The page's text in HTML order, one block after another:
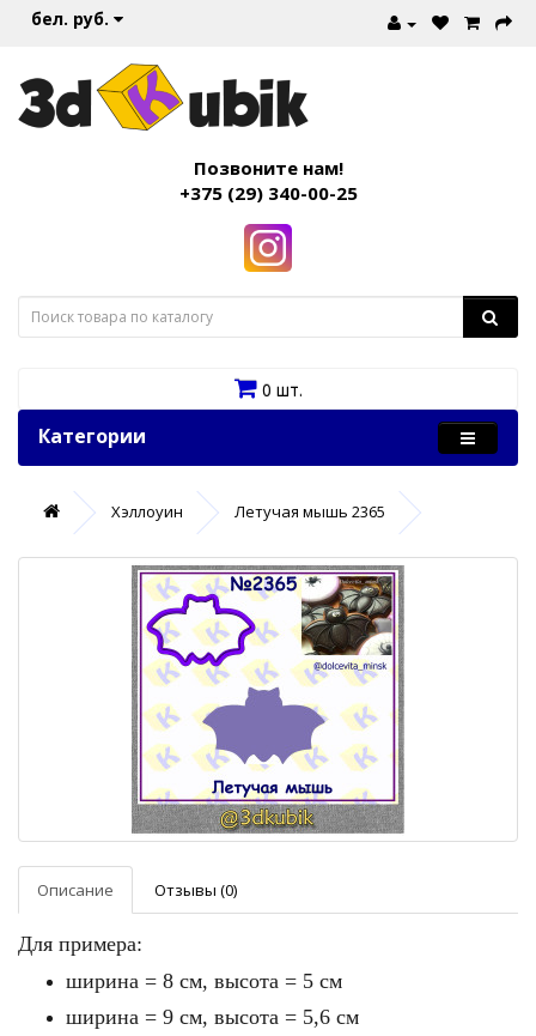
бел. руб.
Позвоните нам!
+375 (29) 340-00-25
0 шт.
Категории
Хэллоуин Летучая мышь 2365
Описание Отзывы (0)
Для примера:
ширина = 8 см, высота = 5 см
ширина = 9 см, высота = 5,6 см